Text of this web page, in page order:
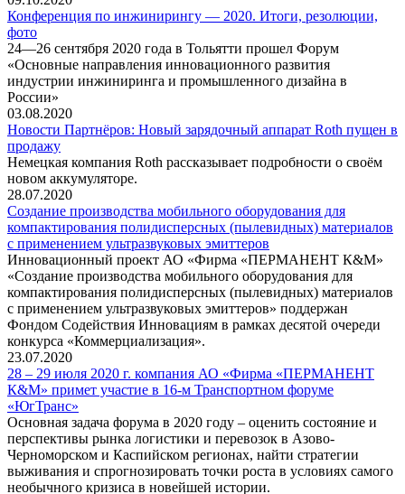
Конференция по инжинирингу — 2020. Итоги, резолюции,
фото
24—26 сентября 2020 года в Тольятти прошел Форум
«Основные направления инновационного развития
индустрии инжиниринга и промышленного дизайна в
России»
03.08.2020
Новости Партнёров: Новый зарядочный аппарат Roth пущен в
продажу
Немецкая компания Roth рассказывает подробности о своём
новом аккумуляторе.
28.07.2020
Создание производства мобильного оборудования для
компактирования полидисперсных (пылевидных) материалов
с применением ультразвуковых эмиттеров
Инновационный проект АО «Фирма «ПЕРМАНЕНТ К&М»
«Создание производства мобильного оборудования для
компактирования полидисперсных (пылевидных) материалов
с применением ультразвуковых эмиттеров» поддержан
Фондом Содействия Инновациям в рамках десятой очереди
конкурса «Коммерциализация».
23.07.2020
28 – 29 июля 2020 г. компания АО «Фирма «ПЕРМАНЕНТ
К&М» примет участие в 16-м Транспортном форуме
«ЮгТранс»
Основная задача форума в 2020 году – оценить состояние и
перспективы рынка логистики и перевозок в Азово-
Черноморском и Каспийском регионах, найти стратегии
выживания и спрогнозировать точки роста в условиях самого
необычного кризиса в новейшей истории.